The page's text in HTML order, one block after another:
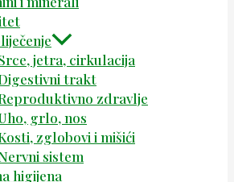
jetra, cirkulacija
trakt
zdravlje
grlo, nos
zglobovi i mišići
sistem
higijena